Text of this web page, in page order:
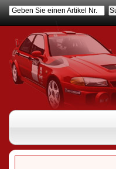
Geben Sie einen Artikel Nr.